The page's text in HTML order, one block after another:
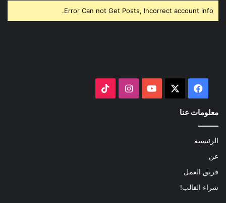
Error Can not Get Posts, Incorrect account info.
فيسبوك ‫YouTubeانستقرام
معلومات عنا
الرئيسية
عن
فريق العمل
شراء القالب!